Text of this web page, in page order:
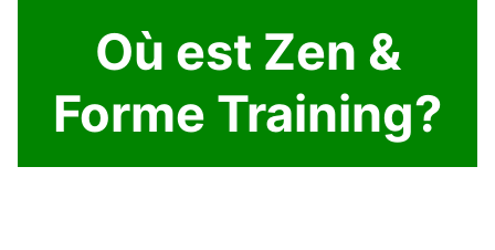
Où est Zen &
Forme Training?